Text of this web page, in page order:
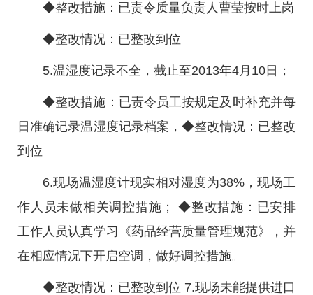
◆整改措施：已责令质量负责人曹莹按时上岗
◆整改情况：已整改到位
5.温湿度记录不全，截止至2013年4月10日；
◆整改措施：已责令员工按规定及时补充并每
日准确记录温湿度记录档案，◆整改情况：已整改
到位
6.现场温湿度计现实相对湿度为38%，现场工
作人员未做相关调控措施； ◆整改措施：已安排
工作人员认真学习《药品经营质量管理规范》，并
在相应情况下开启空调，做好调控措施。
◆整改情况：已整改到位 7.现场未能提供进口